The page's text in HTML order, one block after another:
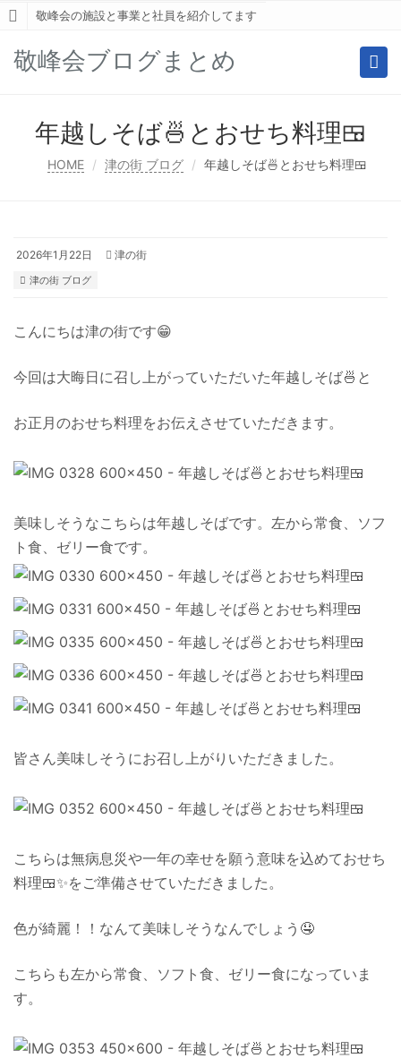
敬峰会の施設と事業と社員を紹介してます
敬峰会ブログまとめ
年越しそば🍜とおせち料理🍱
HOME 津の街 ブログ 年越しそば🍜とおせち料理🍱
2026年1月22日 津の街
津の街 ブログ
こんにちは津の街です😁
今回は大晦日に召し上がっていただいた年越しそば🍜と
お正月のおせち料理をお伝えさせていただきます。
美味しそうなこちらは年越しそばです。左から常食、ソフ
ト食、ゼリー食です。
皆さん美味しそうにお召し上がりいただきました。
こちらは無病息災や一年の幸せを願う意味を込めておせち
料理🍱✨をご準備させていただきました。
色が綺麗！！なんて美味しそうなんでしょう🤤
こちらも左から常食、ソフト食、ゼリー食になっていま
す。